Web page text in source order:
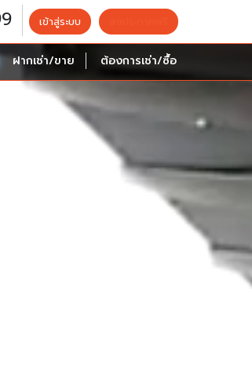
เข้าสู่ระบบ
ฝากเช่า/ขาย ต้องการเช่า/ซื้อ